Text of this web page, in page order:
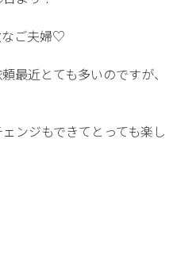
なご夫婦♡
最近とても多いのですが、
ンジもできてとっても楽し